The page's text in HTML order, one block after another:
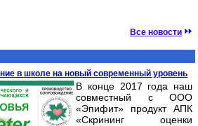
Все новости
в школе на новый современный уровень
В конце 2017 года наш
совместный с ООО
«Эпифит» продукт АПК
«Скрининг оценки